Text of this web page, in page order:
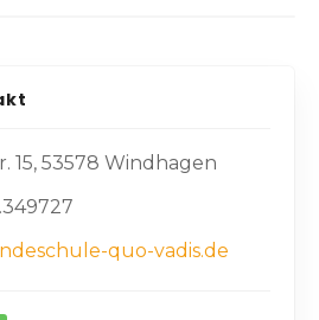
15, 53578 Windhagen
quo-vadis.de